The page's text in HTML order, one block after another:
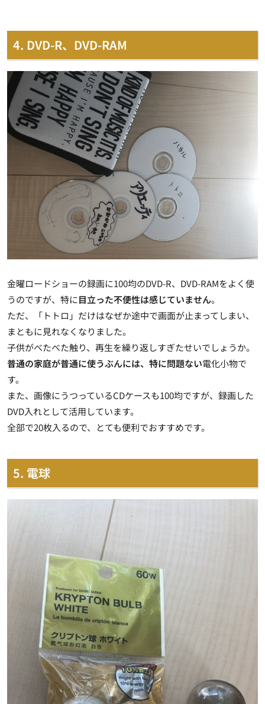
4. DVD-R、DVD-RAM
金曜ロードショーの録画に100均のDVD-R、DVD-RAMをよく使
うのですが、特に目立った不便性は感じていません。
ただ、「トトロ」だけはなぜか途中で画面が止まってしまい、
まともに見れなくなりました。
子供がべたべた触り、再生を繰り返しすぎたせいでしょうか。
普通の家庭が普通に使うぶんには、特に問題ない電化小物で
す。
また、画像にうつっているCDケースも100均ですが、録画した
DVD入れとして活用しています。
全部で20枚入るので、とても便利でおすすめです。
5. 電球